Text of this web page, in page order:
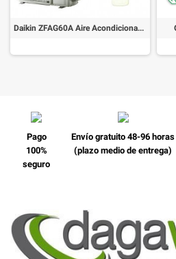
Daikin ZFAG60A Aire Acondicionado Cassette
Pago
100%
seguro
Envío gratuito 48-96 horas
(plazo medio de entrega)